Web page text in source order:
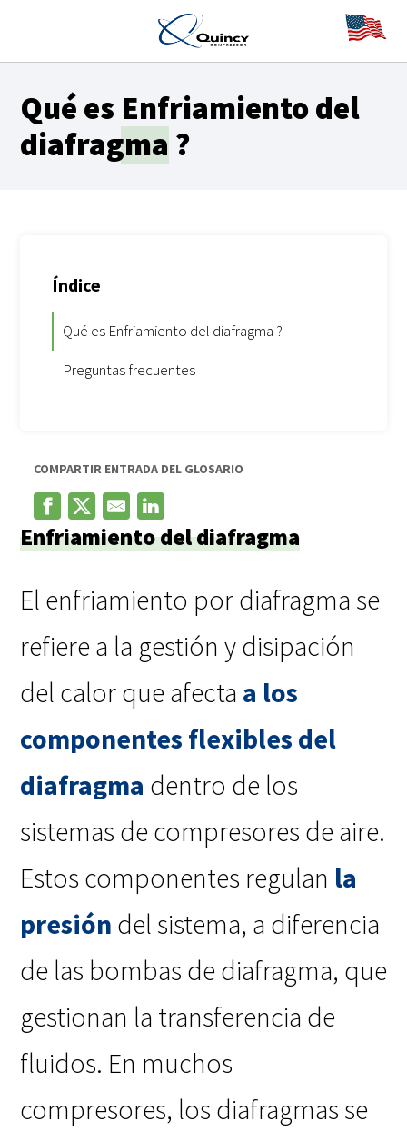
Qué es Enfriamiento del
diafragma ?
Índice
Qué es Enfriamiento del diafragma ?
Preguntas frecuentes
COMPARTIR ENTRADA DEL GLOSARIO
Enfriamiento del diafragma
El enfriamiento por diafragma se
refiere a la gestión y disipación
del calor que afecta a los
componentes flexibles del
diafragma dentro de los
sistemas de compresores de aire.
Estos componentes regulan la
presión del sistema, a diferencia
de las bombas de diafragma, que
gestionan la transferencia de
fluidos. En muchos
compresores, los diafragmas se